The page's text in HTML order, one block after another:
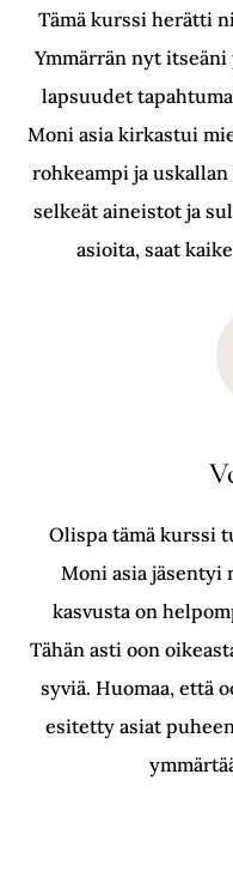
Tämä kurssi herätti
Ymmärrän nyt itseäni
lapsuudet
Moni asia kirkastui
rohkeampi ja
selkeät aineistot ja
asioita, saat
Olispa tämä kurssi
Moni asia jäsentyi
kasvusta on
Tähän asti oon
syviä. Huomaa, että
esitetty asiat